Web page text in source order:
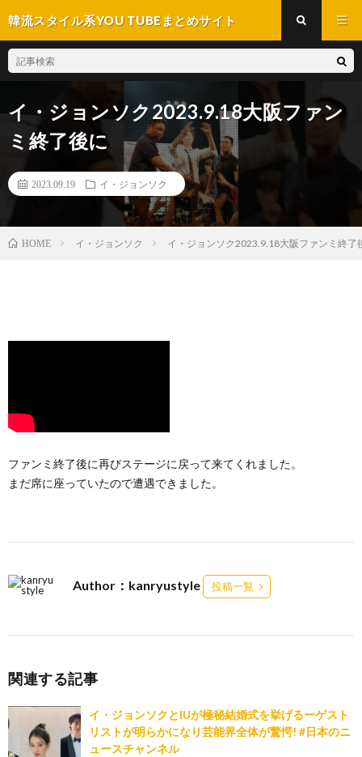
韓流スタイル系YOU TUBEまとめサイト
イ・ジョンソク2023.9.18大阪ファン
ミ終了後に
2023.09.19 イ・ジョンソク
HOME イ・ジョンソク イ・ジョンソク2023.9.18大阪ファンミ終了
ファンミ終了後に再びステージに戻って来てくれました。
まだ席に座っていたので遭遇できました。
Author：kanryustyle 投稿一覧
関連する記事
イ・ジョンソクとIUが極秘結婚式を挙げるーゲスト
リストが明らかになり芸能界全体が驚愕! #日本のニ
ュースチャンネル